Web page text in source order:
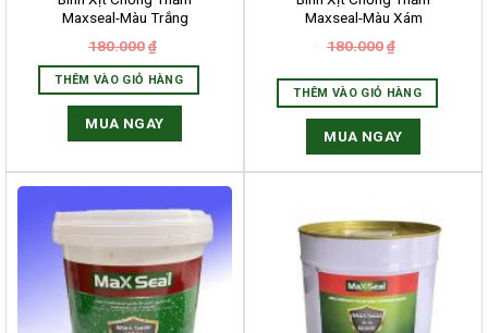
Maxseal-Màu Trắng
180.000 ₫
THÊM VÀO GIỎ HÀNG
MUA NGAY
Maxseal-Màu Xám
180.000 ₫
THÊM VÀO GIỎ HÀNG
MUA NGAY